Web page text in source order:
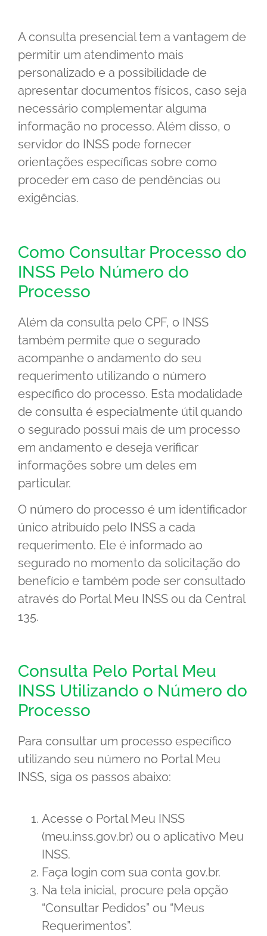
A consulta presencial tem a vantagem de
permitir um atendimento mais
personalizado e a possibilidade de
apresentar documentos físicos, caso seja
necessário complementar alguma
informação no processo. Além disso, o
servidor do INSS pode fornecer
orientações específicas sobre como
proceder em caso de pendências ou
exigências.
Como Consultar Processo do
INSS Pelo Número do
Processo
Além da consulta pelo CPF, o INSS
também permite que o segurado
acompanhe o andamento do seu
requerimento utilizando o número
específico do processo. Esta modalidade
de consulta é especialmente útil quando
o segurado possui mais de um processo
em andamento e deseja verificar
informações sobre um deles em
particular.
O número do processo é um identificador
único atribuído pelo INSS a cada
requerimento. Ele é informado ao
segurado no momento da solicitação do
benefício e também pode ser consultado
através do Portal Meu INSS ou da Central
135.
Consulta Pelo Portal Meu
INSS Utilizando o Número do
Processo
Para consultar um processo específico
utilizando seu número no Portal Meu
INSS, siga os passos abaixo:
Acesse o Portal Meu INSS
(meu.inss.gov.br) ou o aplicativo Meu
INSS.
Faça login com sua conta gov.br.
Na tela inicial, procure pela opção
“Consultar Pedidos” ou “Meus
Requerimentos”.